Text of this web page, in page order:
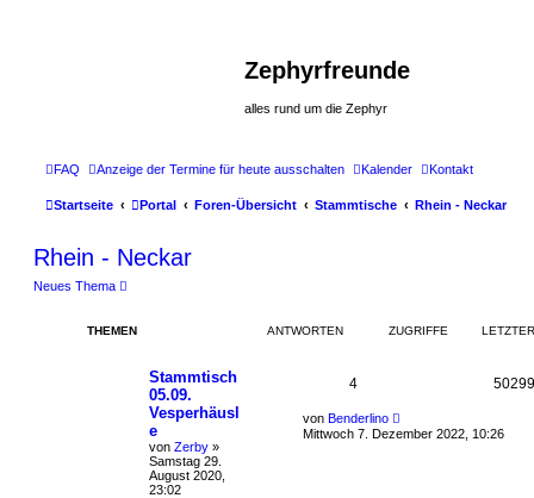
Zephyrfreunde
alles rund um die Zephyr
FAQ Anzeige der Termine für heute ausschalten Kalender Kontakt
Startseite Portal Foren-Übersicht Stammtische Rhein - Neckar
Rhein - Neckar
Neues Thema
THEMEN ANTWORTEN ZUGRIFFE
Stammtisch
05.09.
Vesperhäusl
e
von Zerby »
Samstag 29.
August 2020,
23:02
4 50299
von Benderlino
Mittwoch 7. Dezember 2022, 10:26